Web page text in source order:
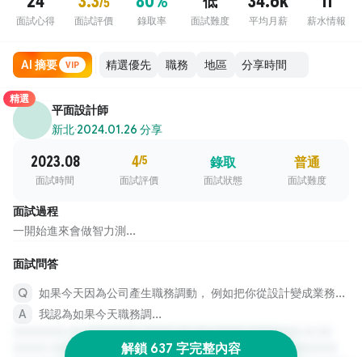
面試心得
/5
面試評價 錄取率 面試難度 平均月薪 薪水情報
AI 摘要 VIP 職務 地區
精選
平面設計師
新北·2024.01.26 分享
2023.08
面試時間
4/5
面試評價
錄取
面試狀態
普通
面試難度
面試過程
一開始進來會做智力測...
面試問答
如果今天因為公司產生職務調動， 例如把你從設計變成業務是否可以接受這樣
我認為如果今天職務調...
解鎖 637 字完整內容